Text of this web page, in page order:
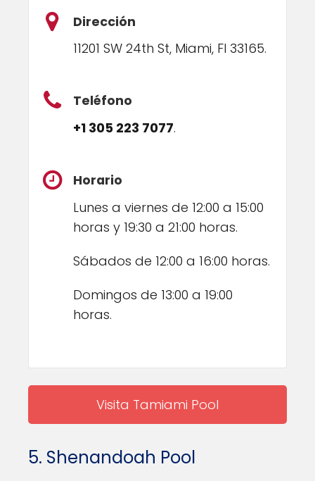
Dirección
11201 SW 24th St, Miami, Fl 33165.
Teléfono
+1 305 223 7077.
Horario
Lunes a viernes de 12:00 a 15:00
horas y 19:30 a 21:00 horas.
Sábados de 12:00 a 16:00 horas.
Domingos de 13:00 a 19:00
horas.
Visita Tamiami Pool
5. Shenandoah Pool